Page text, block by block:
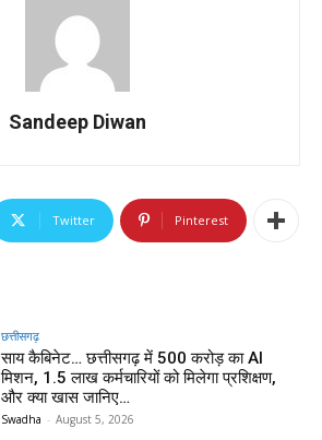
Sandeep Diwan
Twitter Pinterest
छत्तीसगढ़
साय कैबिनेट… छत्तीसगढ़ में 500 करोड़ का AI
मिशन, 1.5 लाख कर्मचारियों को मिलेगा प्रशिक्षण,
और क्या खास जानिए…
Swadha - August 5, 2026